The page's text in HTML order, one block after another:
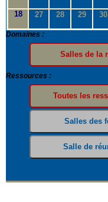
18 27 28 29 30
Domaines :
Ressources :